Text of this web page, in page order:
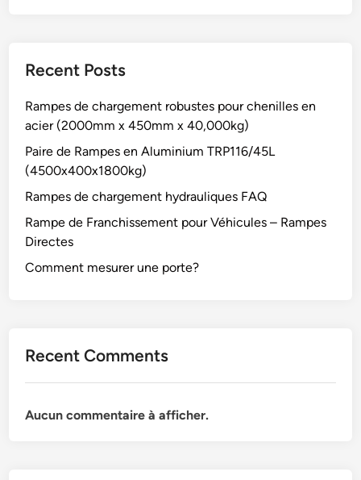
Recent Posts
Rampes de chargement robustes pour chenilles en
acier (2000mm x 450mm x 40,000kg)
Paire de Rampes en Aluminium TRP116/45L
(4500x400x1800kg)
Rampes de chargement hydrauliques FAQ
Rampe de Franchissement pour Véhicules – Rampes
Directes
Comment mesurer une porte?
Recent Comments
Aucun commentaire à afficher.